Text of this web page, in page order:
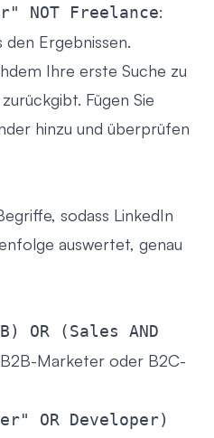
NOT Freelance:
Ergebnissen.
Ihre erste Suche zu
Fügen Sie
hinzu und überprüfen
sodass LinkedIn
auswertet, genau
OR (Sales AND
Marketer oder B2C-
OR Developer)